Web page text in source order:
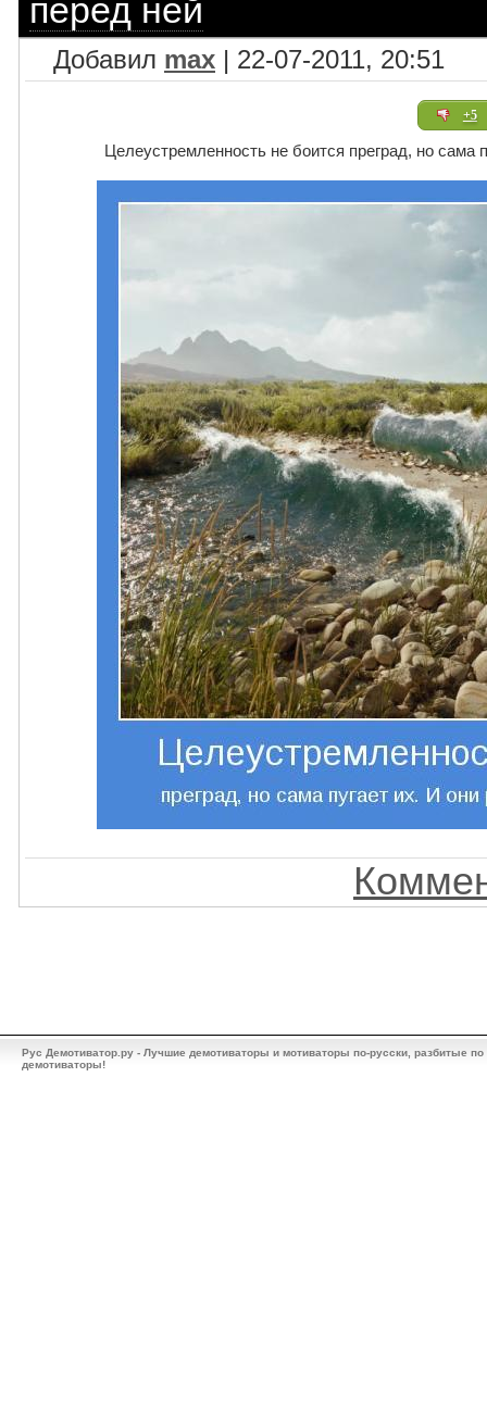
перед ней
Добавил max | 22-07-2011, 20:51
+5
Целеустремленность не боится преград, но сама
Рус Демотиватор.ру - Лучшие демотиваторы и мотиваторы по-русски, разбитые
демотиваторы!